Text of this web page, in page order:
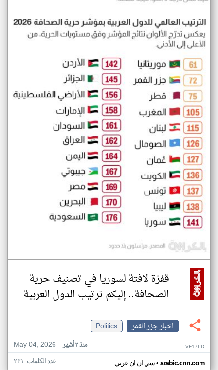
قفزة لافتة لسوريا في تصنيف حرية
الصحافة.. إليكم ترتيب الدول العربية
اخبار جزر القمر
Politics
May 04, 2026
منذ ٣ أشهر VF17PD
سي ان ان عربي• arabic.cnn.com عدد الكلمات: ٢٣١